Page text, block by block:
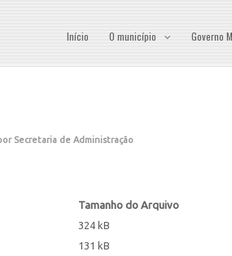
Início O município Governo
Secretaria de Administração
Tamanho do Arquivo
324 kB
131 kB